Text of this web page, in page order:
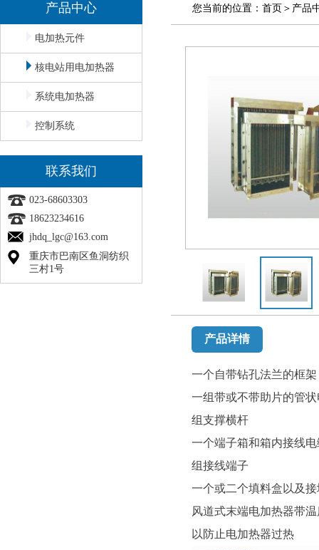
产品中心
电加热元件
核电站用电加热器
系统电加热器
控制系统
联系我们
023-68603303
18623234616
jhdq_lgc@163.com
重庆市巴南区鱼洞纺织
三村1号
您当前的位置： 首页 ＞ 产品
产品详情
一个自带钻孔法兰的框架
一组带或不带助片的管
组支撑横杆
一个端子箱和箱内接线
组接线端子
一个或二个填料盒以及
风道式末端电加热器带
以防止电加热器过热